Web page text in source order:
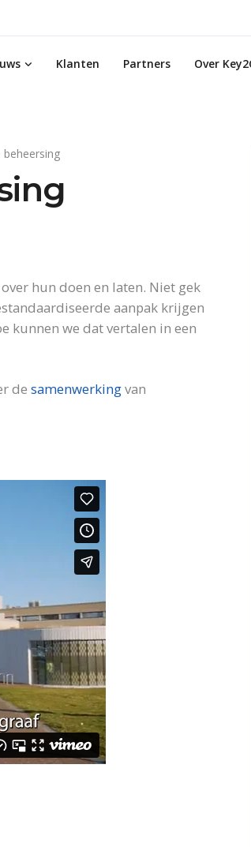
Klanten Partners Over
beheersing
hun doen en laten. Niet gek
aanpak krijgen
kunnen we dat vertalen in een
de samenwerkingvan